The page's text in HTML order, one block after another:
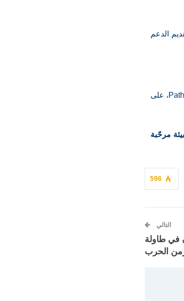
الدعم
أعلن خلال الورشة أن مركز خدمات التوحّد (ACS) يستعد لافتتاح مدرسة جديدة مشابهة لمدرسة Pathlight، على
مرحّبة
596
التالي
في طاولة
الحرب